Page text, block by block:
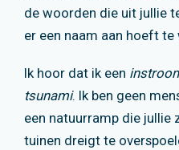
de woorden die uit jullie
er een naam aan hoeft
Ik hoor dat ik een
tsunami. Ik ben geen
een natuurramp die jullie
tuinen dreigt te